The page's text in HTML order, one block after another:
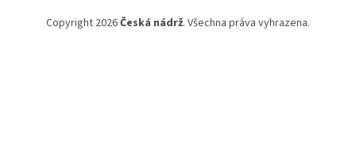
Copyright 2026Česká nádrž. Všechna práva vyhrazena.